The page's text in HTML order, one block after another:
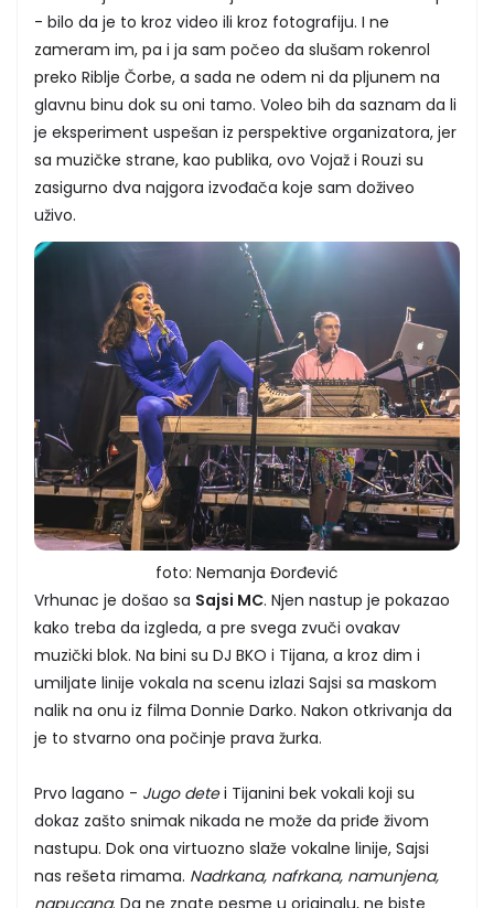
- bilo da je to kroz video ili kroz fotografiju. I ne
zameram im, pa i ja sam počeo da slušam rokenrol
preko Riblje Čorbe, a sada ne odem ni da pljunem na
glavnu binu dok su oni tamo. Voleo bih da saznam da li
je eksperiment uspešan iz perspektive organizatora, jer
sa muzičke strane, kao publika, ovo Vojaž i Rouzi su
zasigurno dva najgora izvođača koje sam doživeo
uživo.
foto: Nemanja Đorđević
Vrhunac je došao sa Sajsi MC. Njen nastup je pokazao
kako treba da izgleda, a pre svega zvuči ovakav
muzički blok. Na bini su DJ BKO i Tijana, a kroz dim i
umiljate linije vokala na scenu izlazi Sajsi sa maskom
nalik na onu iz filma Donnie Darko. Nakon otkrivanja da
je to stvarno ona počinje prava žurka.
Prvo lagano - Jugo detei Tijanini bek vokali koji su
dokaz zašto snimak nikada ne može da priđe živom
nastupu. Dok ona virtuozno slaže vokalne linije, Sajsi
nas rešeta rimama. Nadrkana, nafrkana, namunjena,
napucana. Da ne znate pesme u originalu, ne biste